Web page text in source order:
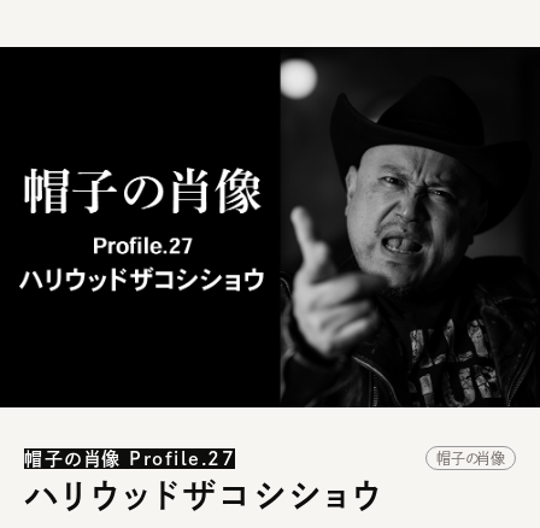
帽子の肖像 Profile.27 帽子の肖像
ハリウッドザコシショウ